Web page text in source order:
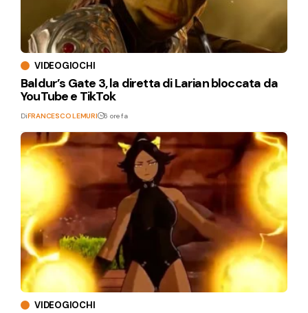
VIDEOGIOCHI
Baldur’s Gate 3, la diretta di Larian bloccata da
YouTube e TikTok
DiFRANCESCO LEMURI 6 ore fa
VIDEOGIOCHI